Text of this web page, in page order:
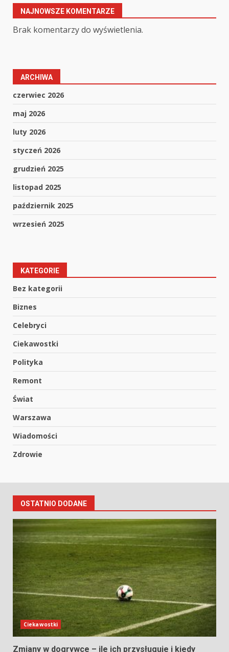
NAJNOWSZE KOMENTARZE
Brak komentarzy do wyświetlenia.
ARCHIWA
czerwiec 2026
maj 2026
luty 2026
styczeń 2026
grudzień 2025
listopad 2025
październik 2025
wrzesień 2025
KATEGORIE
Bez kategorii
Biznes
Celebryci
Ciekawostki
Polityka
Remont
Świat
Warszawa
Wiadomości
Zdrowie
OSTATNIO DODANE
Ciekawostki
Zmiany w dogrywce – ile ich przysługuje i kiedy